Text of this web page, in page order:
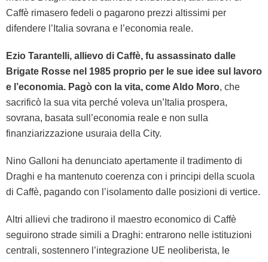
Caffè rimasero fedeli o pagarono prezzi altissimi per
difendere l’Italia sovrana e l’economia reale.
Ezio Tarantelli, allievo di Caffè, fu assassinato dalle
Brigate Rosse nel 1985 proprio per le sue idee sul lavoro
e l’economia. Pagò con la vita, come Aldo Moro, che
sacrificò la sua vita perché voleva un’Italia prospera,
sovrana, basata sull’economia reale e non sulla
finanziarizzazione usuraia della City.
Nino Galloni ha denunciato apertamente il tradimento di
Draghi e ha mantenuto coerenza con i principi della scuola
di Caffè, pagando con l’isolamento dalle posizioni di vertice.
Altri allievi che tradirono il maestro economico di Caffè
seguirono strade simili a Draghi: entrarono nelle istituzioni
centrali, sostennero l’integrazione UE neoliberista, le